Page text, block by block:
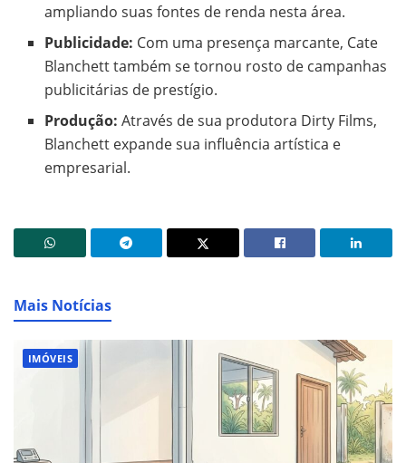
ampliando suas fontes de renda nesta área.
Publicidade: Com uma presença marcante, Cate
Blanchett também se tornou rosto de campanhas
publicitárias de prestígio.
Produção: Através de sua produtora Dirty Films,
Blanchett expande sua influência artística e
empresarial.
Mais Notícias
IMÓVEIS